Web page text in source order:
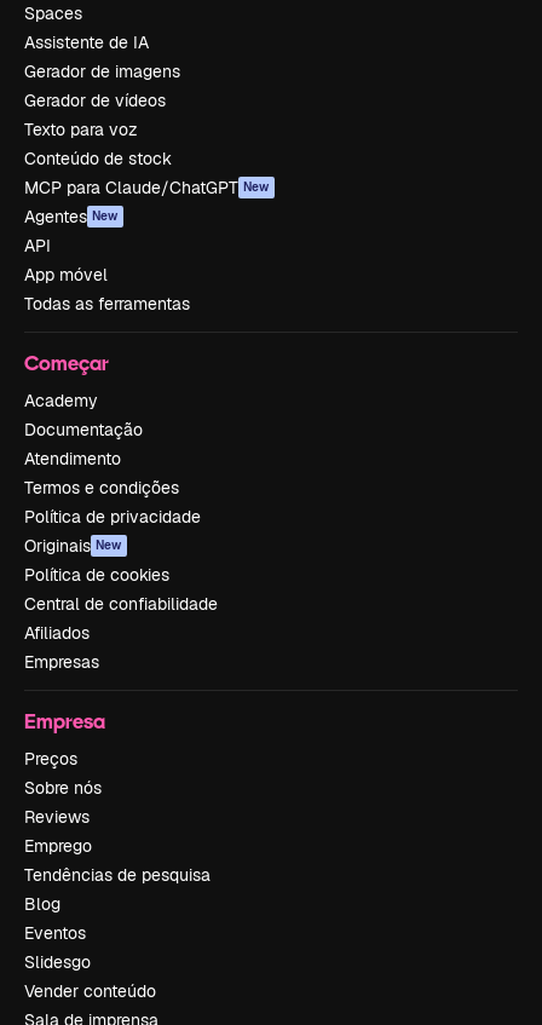
Spaces
Assistente de IA
Gerador de imagens
Gerador de vídeos
Texto para voz
Conteúdo de stock
MCP para Claude/ChatGPT New
Agentes New
API
App móvel
Todas as ferramentas
Começar
Academy
Documentação
Atendimento
Termos e condições
Política de privacidade
Originais New
Política de cookies
Central de confiabilidade
Afiliados
Empresas
Empresa
Preços
Sobre nós
Reviews
Emprego
Tendências de pesquisa
Blog
Eventos
Slidesgo
Vender conteúdo
Sala de imprensa